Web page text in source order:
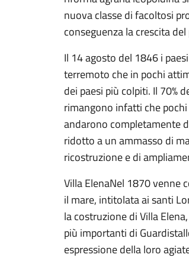
nuova classe di facoltosi
conseguenza la crescita del
Il 14 agosto del 1846 i
terremoto che in pochi
dei paesi più colpiti. Il 70%
rimangono infatti che
andarono completamente
ridotto a un ammasso di
ricostruzione e di
Villa ElenaNel 1870 venne
il mare, intitolata ai santi
la costruzione di Villa
più importanti di
espressione della loro